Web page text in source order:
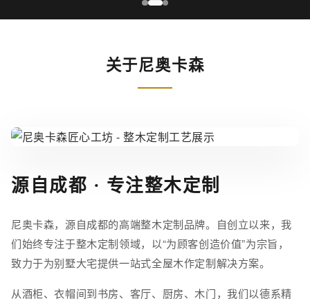
关于尼奥卡森
源自成都 · 专注整木定制
尼奥卡森，源自成都的高端整木定制品牌。自创立以来，我
们始终专注于整木定制领域，以“为顾客创造价值”为宗旨，
致力于为别墅大宅提供一站式全屋木作定制解决方案。
从酒柜、衣帽间到书房、客厅、厨房、木门，我们以德系精